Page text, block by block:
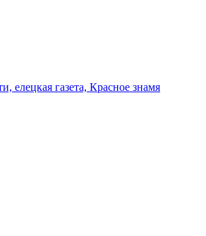
елецкая газета, Красное знамя